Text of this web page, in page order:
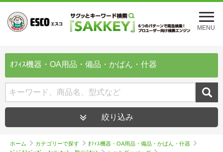
メ
ニ
ュ
を
MENU
ｵﾌｨｽ機器・OA用品・備品・かばん・什器
絞り込み
ホーム カテゴリーで探す
ｵﾌｨｽ機器・OA用品・備品・かばん・什器